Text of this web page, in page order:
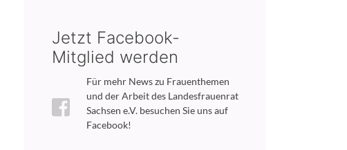
Jetzt Facebook-
Mitglied werden
Für mehr News zu Frauenthemen
und der Arbeit des Landesfrauenrat
Sachsen e.V. besuchen Sie uns auf
Facebook!